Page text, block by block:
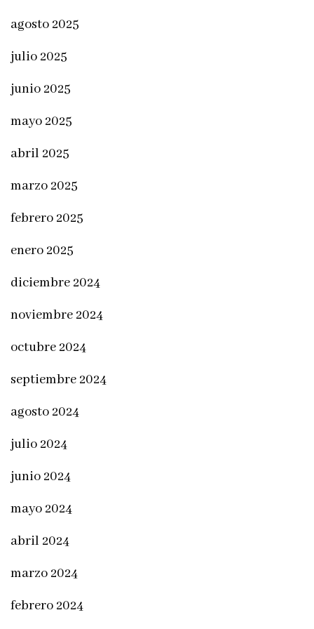
agosto 2025
julio 2025
junio 2025
mayo 2025
abril 2025
marzo 2025
febrero 2025
enero 2025
diciembre 2024
noviembre 2024
octubre 2024
septiembre 2024
agosto 2024
julio 2024
junio 2024
mayo 2024
abril 2024
marzo 2024
febrero 2024